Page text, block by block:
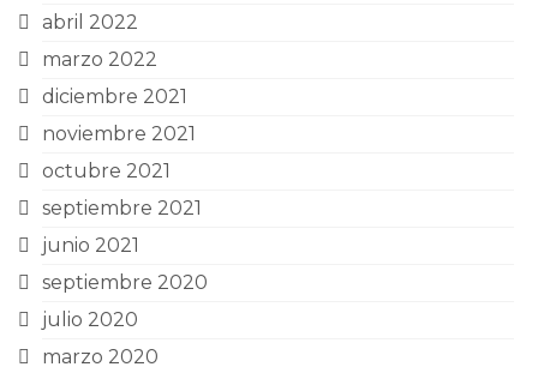
abril 2022
marzo 2022
diciembre 2021
noviembre 2021
octubre 2021
septiembre 2021
junio 2021
septiembre 2020
julio 2020
marzo 2020